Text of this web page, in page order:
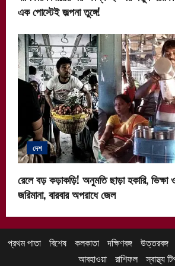
এক পোস্টেই জল্পনা তুঙ্গে!
দেশ
রেলে বড় কড়াকড়ি! অনুমতি ছাড়া হকারি, ভিক্ষা
জরিমানা, বারবার অপরাধে জেল
প্রথম পাতা বিশেষ কলকাতা দক্ষিণবঙ্গ উত্তরবঙ্গ
আবহাওয়া
রাশিফল স্বাস্থ্য